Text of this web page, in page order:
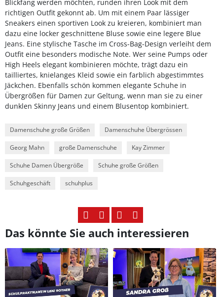
Blickfang werden möchten, runden ihren Look mit dem
richtigen Outfit gekonnt ab. Um mit einem Paar lässiger
Sneakers einen sportiven Look zu kreieren, kombiniert man
dazu eine locker geschnittene Bluse sowie eine legere Blue
Jeans. Eine stylische Tasche im Cross-Bag-Design verleiht dem
Outfit eine besonders modische Note. Wer seine Pumps oder
High Heels elegant kombinieren möchte, trägt dazu ein
tailliertes, knielanges Kleid sowie ein farblich abgestimmtes
Jäckchen. Ebenfalls schön kommen elegante Schuhe in
Übergrößen für Damen zur Geltung, wenn man sie zu einer
dunklen Skinny Jeans und einem Blusentop kombiniert.
Damenschuhe große Größen Damenschuhe Übergrössen
Georg Mahn große Damenschuhe Kay Zimmer
Schuhe Damen Übergröße Schuhe große Größen
Schuhgeschäft schuhplus
Das könnte Sie auch interessieren